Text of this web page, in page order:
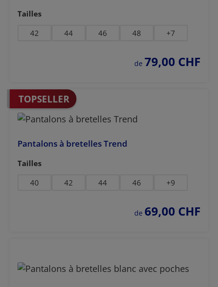
Sélectionnez
Tailles
42 44 46 48 +7
prix régulier :
de 79,00 CHF
TOPSELLER
Pantalons à bretelles Trend
Sélectionnez
Tailles
40 42 44 46 +9
prix régulier :
de 69,00 CHF